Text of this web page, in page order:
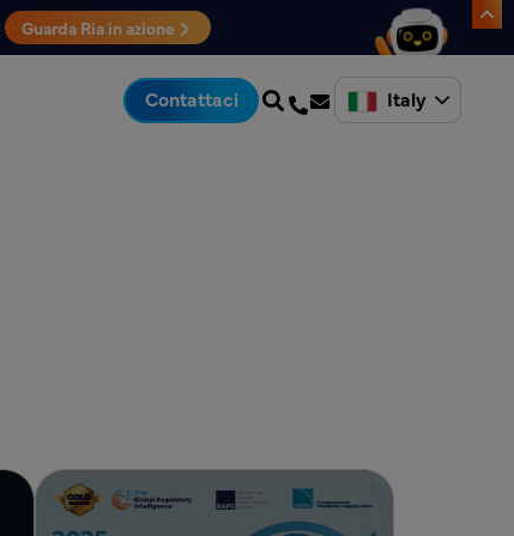
Guarda Ria in azione
Contattaci Italy